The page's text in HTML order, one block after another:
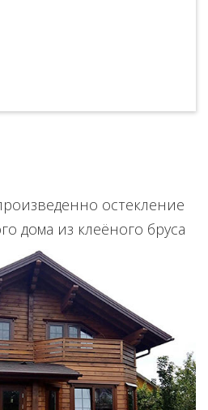
остекление
дома из клеёного бруса